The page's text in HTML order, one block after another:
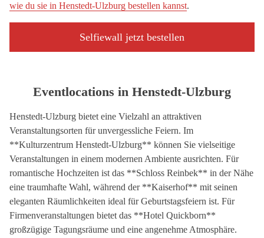
wie du sie in Henstedt-Ulzburg bestellen kannst.
Selfiewall jetzt bestellen
Eventlocations in Henstedt-Ulzburg
Henstedt-Ulzburg bietet eine Vielzahl an attraktiven
Veranstaltungsorten für unvergessliche Feiern. Im
**Kulturzentrum Henstedt-Ulzburg** können Sie vielseitige
Veranstaltungen in einem modernen Ambiente ausrichten. Für
romantische Hochzeiten ist das **Schloss Reinbek** in der Nähe
eine traumhafte Wahl, während der **Kaiserhof** mit seinen
eleganten Räumlichkeiten ideal für Geburtstagsfeiern ist. Für
Firmenveranstaltungen bietet das **Hotel Quickborn**
großzügige Tagungsräume und eine angenehme Atmosphäre.